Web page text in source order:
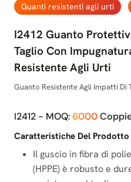
Guanti resistenti agli urti
I2412 Guanto
Taglio Con
Resistente Agli Urti
Guanto Resistente Agli Impatti Di
I2412 - MOQ:6000
Caratteristiche Del Prodotto
Il guscio in fibra di
(HPPE) è robusto e